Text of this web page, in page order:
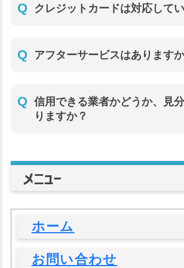
Q クレジットカードは対応して
Q アフターサービスはあります
Q 信用できる業者かどうか、見
りますか？
メニュー
ホーム
お問い合わせ